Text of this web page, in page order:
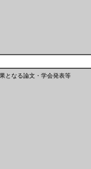
となる論文・学会発表等